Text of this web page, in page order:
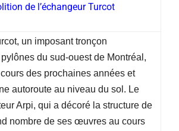
de l’échangeur Turcot
un imposant tronçon
pylônes du sud-ouest de Montréal,
des prochaines années et
autoroute au niveau du sol. Le
Arpi, qui a décoré la structure de
nombre de ses œuvres au cours